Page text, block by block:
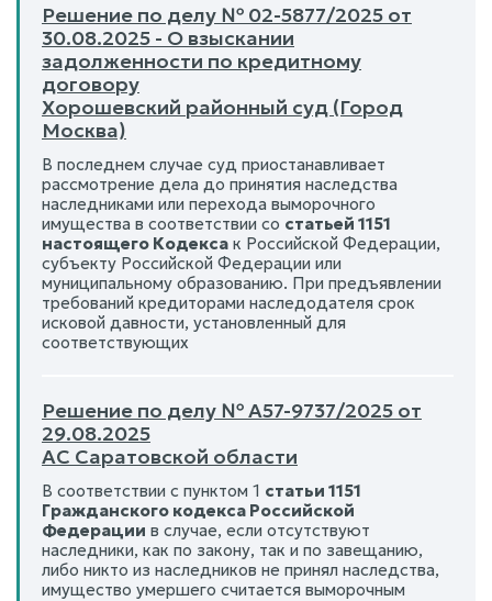
Решение по делу № 02-5877/2025 от
30.08.2025 - О взыскании
задолженности по кредитному
договору
Хорошевский районный суд (Город
Москва)
В последнем случае суд приостанавливает
рассмотрение дела до принятия наследства
наследниками или перехода выморочного
имущества в соответствии со статьей 1151
настоящего Кодекса к Российской Федерации,
субъекту Российской Федерации или
муниципальному образованию. При предъявлении
требований кредиторами наследодателя срок
исковой давности, установленный для
соответствующих
Решение по делу № А57-9737/2025 от
29.08.2025
АС Саратовской области
В соответствии с пунктом 1 статьи 1151
Гражданского кодекса Российской
Федерации в случае, если отсутствуют
наследники, как по закону, так и по завещанию,
либо никто из наследников не принял наследства,
имущество умершего считается выморочным